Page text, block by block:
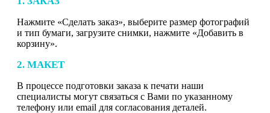
Нажмите «Сделать заказ», выберите размер фотографий
и тип бумаги, загрузите снимки, нажмите «Добавить в
корзину».
2. МАКЕТ
В процессе подготовки заказа к печати наши
специалисты могут связаться с Вами по указанному
телефону или email для согласования деталей.